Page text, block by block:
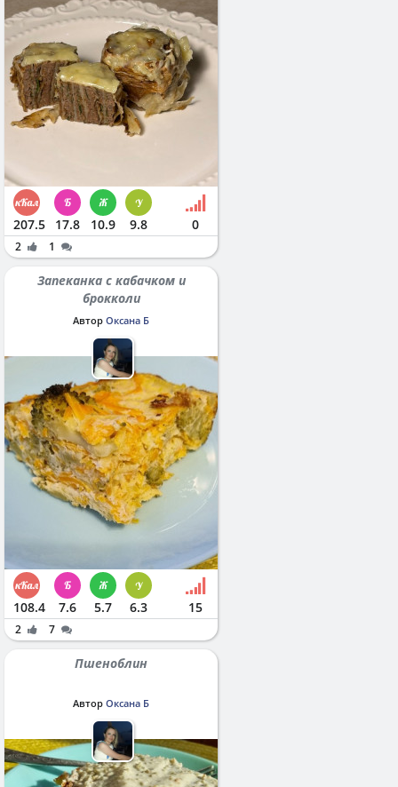
207.5 17.8 10.9 9.8 0
2 1
Запеканка с кабачком и
брокколи
Автор Оксана Б
108.4 7.6 5.7 6.3 15
2 7
Пшеноблин
Автор Оксана Б